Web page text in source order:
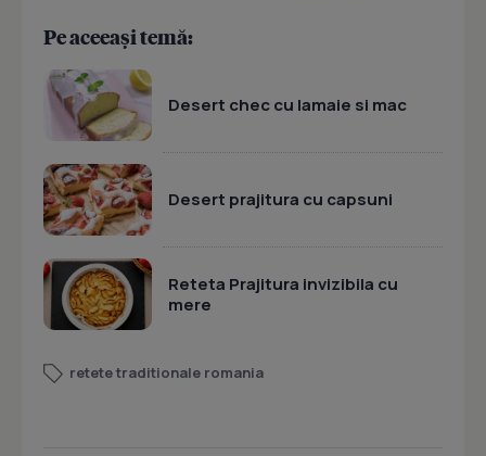
Pe aceeași temă:
Desert chec cu lamaie si mac
Desert prajitura cu capsuni
Reteta Prajitura invizibila cu
mere
retete traditionale romania